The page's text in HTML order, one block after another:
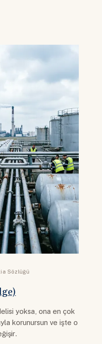
Sözlüğü
yoksa, ona en çok
korunursun ve işte o